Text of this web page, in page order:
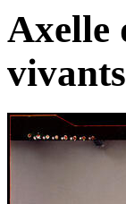
Axelle